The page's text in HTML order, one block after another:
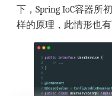
下，Spring IoC容器所
样的原理，此情形也